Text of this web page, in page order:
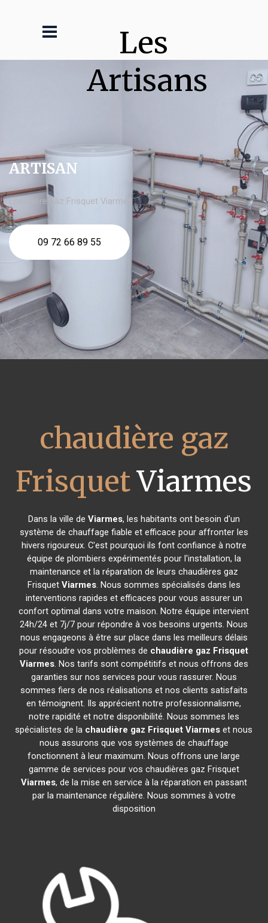
Les
Artisans
ARTISAN
chaudière gaz Frisquet Viarmes
09 72 66 89 55
chaudière gaz
FrisquetViarmes
Dans la ville de Viarmes, les habitants ont besoin d'un
système de chauffage fiable et efficace pour affronter les
hivers rigoureux. C'est pourquoi ils font confiance à notre
équipe de plombiers expérimentés pour l'installation, la
maintenance et la réparation de leurs chaudières gaz
Frisquet Viarmes. Nous sommes spécialisés dans les
interventions rapides et efficaces pour vous assurer un
confort optimal dans votre maison. Notre équipe intervient
24h/24 et 7j/7 pour répondre à vos besoins urgents. Nous
nous engageons à être sur place dans les meilleurs délais
pour résoudre vos problèmes de chaudière gaz Frisquet
Viarmes. Nos tarifs sont compétitifs et nous offrons des
garanties sur nos services pour vous rassurer. Nous
sommes fiers de nos réalisations et nos clients satisfaits
en témoignent. Ils apprécient notre professionnalisme,
notre rapidité et notre disponibilité. Nous sommes les
spécialistes de la chaudière gaz Frisquet Viarmes et nous
nous assurons que vos systèmes de chauffage
fonctionnent à leur maximum. Nous offrons une large
gamme de services pour vos chaudières gaz Frisquet
Viarmes, de la mise en service à la réparation en passant
par la maintenance régulière. Nous sommes à votre
disposition